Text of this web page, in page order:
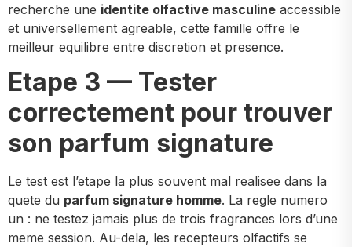
recherche une identite olfactive masculine accessible
et universellement agreable, cette famille offre le
meilleur equilibre entre discretion et presence.
Etape 3 — Tester
correctement pour trouver
son parfum signature
Le test est l’etape la plus souvent mal realisee dans la
quete du parfum signature homme. La regle numero
un : ne testez jamais plus de trois fragrances lors d’une
meme session. Au-dela, les recepteurs olfactifs se